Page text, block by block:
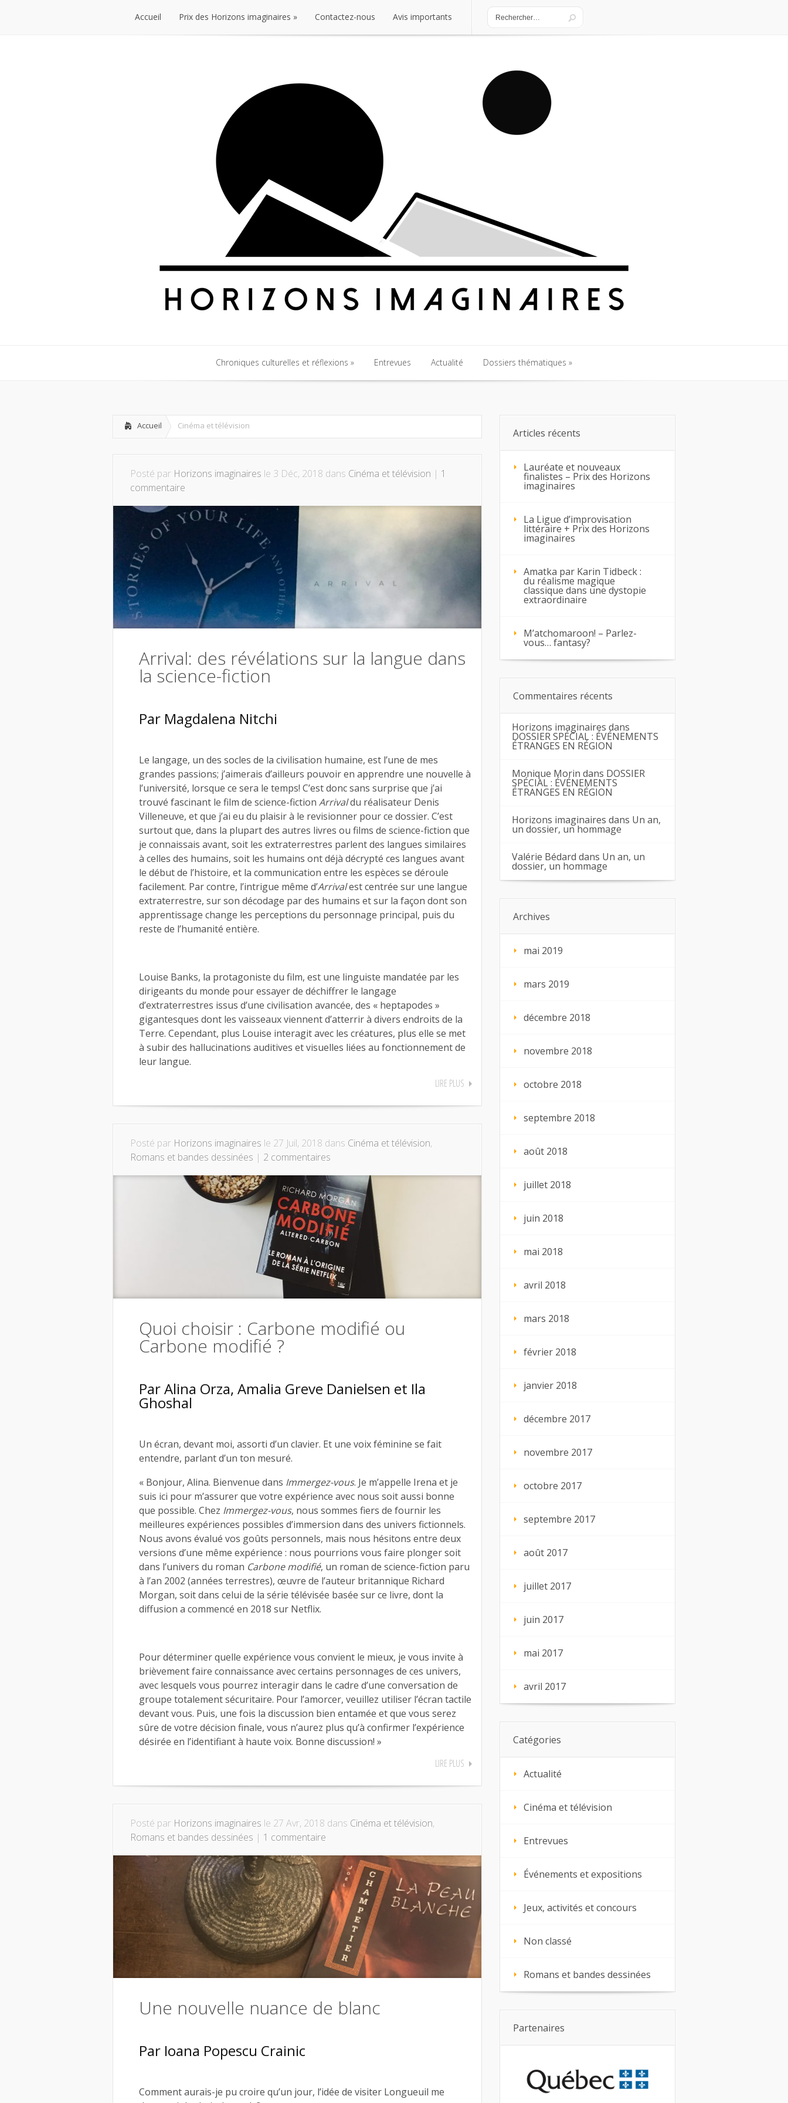
Accueil Prix des Horizons imaginaires Contactez-nous Avis importants
Chroniques culturelles et réflexions Entrevues Actualité Dossiers thématiques
Accueil Cinéma et télévision
Posté par Horizons imaginaires le 3 Déc, 2018 dans Cinéma et télévision | 1
commentaire
Arrival: des révélations sur la langue dans
la science-fiction
Par Magdalena Nitchi
Le langage, un des socles de la civilisation humaine, est l’une de mes
grandes passions; j’aimerais d’ailleurs pouvoir en apprendre une nouvelle à
l’université, lorsque ce sera le temps! C’est donc sans surprise que j’ai
trouvé fascinant le film de science-fiction Arrivaldu réalisateur Denis
Villeneuve, et que j’ai eu du plaisir à le revisionner pour ce dossier. C’est
surtout que, dans la plupart des autres livres ou films de science-fiction que
je connaissais avant, soit les extraterrestres parlent des langues similaires
à celles des humains, soit les humains ont déjà décrypté ces langues avant
le début de l’histoire, et la communication entre les espèces se déroule
facilement. Par contre, l’intrigue même d’Arrivalest centrée sur une langue
extraterrestre, sur son décodage par des humains et sur la façon dont son
apprentissage change les perceptions du personnage principal, puis du
reste de l’humanité entière.
Louise Banks, la protagoniste du film, est une linguiste mandatée par les
dirigeants du monde pour essayer de déchiffrer le langage
d’extraterrestres issus d’une civilisation avancée, des « heptapodes »
gigantesques dont les vaisseaux viennent d’atterrir à divers endroits de la
Terre. Cependant, plus Louise interagit avec les créatures, plus elle se met
à subir des hallucinations auditives et visuelles liées au fonctionnement de
leur langue.
LIRE PLUS
Posté par Horizons imaginaires le 27 Juil, 2018 dans Cinéma et télévision,
Romans et bandes dessinées | 2 commentaires
Quoi choisir : Carbone modifié ou
Carbone modifié ?
ParAlina Orza, Amalia Greve Danielsen et Ila
Ghoshal
Un écran, devant moi, assorti d’un clavier. Et une voix féminine se fait
entendre, parlant d’un ton mesuré.
« Bonjour, Alina. Bienvenue dans Immergez-vous. Je m’appelle Irena et je
suis ici pour m’assurer que votre expérience avec nous soit aussi bonne
que possible. Chez Immergez-vous, nous sommes fiers de fournir les
meilleures expériences possibles d’immersion dans des univers fictionnels.
Nous avons évalué vos goûts personnels, mais nous hésitons entre deux
versions d’une même expérience : nous pourrions vous faire plonger soit
dans l’univers du roman Carbone modifié, un roman de science-fiction paru
à l’an 2002 (années terrestres), œuvre de l’auteur britannique Richard
Morgan, soit dans celui de la série télévisée basée sur ce livre, dont la
diffusion a commencé en 2018 sur Netflix.
Pour déterminer quelle expérience vous convient le mieux, je vous invite à
brièvement faire connaissance avec certains personnages de ces univers,
avec lesquels vous pourrez interagir dans le cadre d’une conversation de
groupe totalement sécuritaire. Pour l’amorcer, veuillez utiliser l’écran tactile
devant vous. Puis, une fois la discussion bien entamée et que vous serez
sûre de votre décision finale, vous n’aurez plus qu’à confirmer l’expérience
désirée en l’identifiant à haute voix. Bonne discussion! »
LIRE PLUS
Posté par Horizons imaginaires le 27 Avr, 2018 dans Cinéma et télévision,
Romans et bandes dessinées | 1 commentaire
Une nouvelle nuance de blanc
Par Ioana Popescu Crainic
Comment aurais-je pu croire qu’un jour, l’idée de visiter Longueuil me
Articles récents
Lauréate et nouveaux
finalistes – Prix des Horizons
imaginaires
La Ligue d’improvisation
littéraire + Prix des Horizons
imaginaires
Amatka par Karin Tidbeck :
du réalisme magique
classique dans une dystopie
extraordinaire
M’atchomaroon! – Parlez-
vous… fantasy?
Commentaires récents
Horizons imaginaires dans
DOSSIER SPÉCIAL : ÉVÉNEMENTS
ÉTRANGES EN RÉGION
Monique Morin dans DOSSIER
SPÉCIAL : ÉVÉNEMENTS
ÉTRANGES EN RÉGION
Horizons imaginaires dans Un an,
un dossier, un hommage
Valérie Bédard dans Un an, un
dossier, un hommage
Archives
mai 2019
mars 2019
décembre 2018
novembre 2018
octobre 2018
septembre 2018
août 2018
juillet 2018
juin 2018
mai 2018
avril 2018
mars 2018
février 2018
janvier 2018
décembre 2017
novembre 2017
octobre 2017
septembre 2017
août 2017
juillet 2017
juin 2017
mai 2017
avril 2017
Catégories
Actualité
Cinéma et télévision
Entrevues
Événements et expositions
Jeux, activités et concours
Non classé
Romans et bandes dessinées
Partenaires